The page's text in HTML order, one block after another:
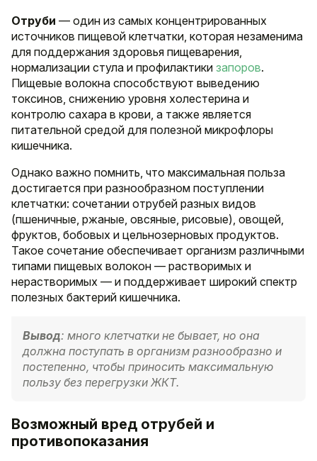
Отруби — один из самых концентрированных
источников пищевой клетчатки, которая незаменима
для поддержания здоровья пищеварения,
нормализации стула и профилактики запоров.
Пищевые волокна способствуют выведению
токсинов, снижению уровня холестерина и
контролю сахара в крови, а также является
питательной средой для полезной микрофлоры
кишечника.
Однако важно помнить, что максимальная польза
достигается при разнообразном поступлении
клетчатки: сочетании отрубей разных видов
(пшеничные, ржаные, овсяные, рисовые), овощей,
фруктов, бобовых и цельнозерновых продуктов.
Такое сочетание обеспечивает организм различными
типами пищевых волокон — растворимых и
нерастворимых — и поддерживает широкий спектр
полезных бактерий кишечника.
Вывод: много клетчатки не бывает, но она
должна поступать в организм разнообразно и
постепенно, чтобы приносить максимальную
пользу без перегрузки ЖКТ.
Возможный вред отрубей и
противопоказания